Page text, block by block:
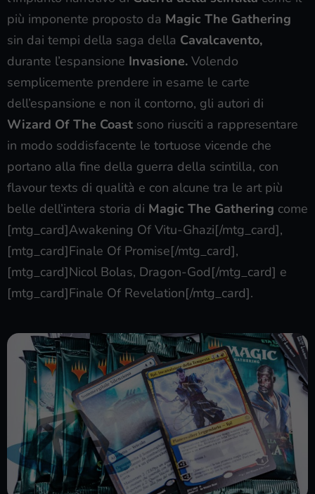
più imponente proposto da Magic The Gathering
sin dai tempi della saga della Cavalcavento,
durante l’espansione Invasione. Volendo
semplicemente prendere in esame le carte
dell’espansione e non il contorno, gli autori di
Wizard Of The Coast sono riusciti a rappresentare
in modo soddisfacente le tortuose vicende che
portano alla fine della guerra della scintilla, con
flavour texts di qualità e con alcune tra le art più
belle dell’intera storia di Magic The Gathering come
[mtg_card]Awakening Of Vitu-Ghazi[/mtg_card],
[mtg_card]Finale Of Promise[/mtg_card],
[mtg_card]Nicol Bolas, Dragon-God[/mtg_card] e
[mtg_card]Finale Of Revelation[/mtg_card].